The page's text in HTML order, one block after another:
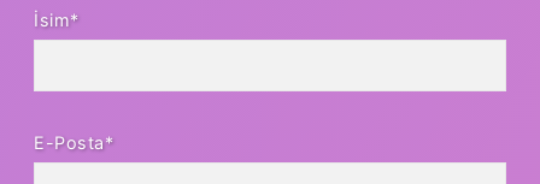
İsim*
E-Posta*